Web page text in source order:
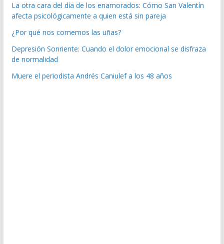
La otra cara del día de los enamorados: Cómo San Valentín
afecta psicológicamente a quien está sin pareja
¿Por qué nos comemos las uñas?
Depresión Sonriente: Cuando el dolor emocional se disfraza
de normalidad
Muere el periodista Andrés Caniulef a los 48 años